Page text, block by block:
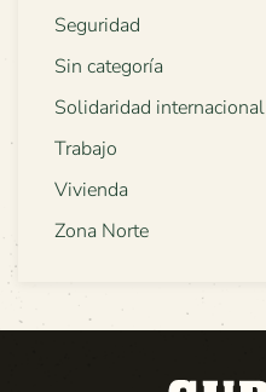
Seguridad
Sin categoría
Solidaridad internacional
Trabajo
Vivienda
Zona Norte